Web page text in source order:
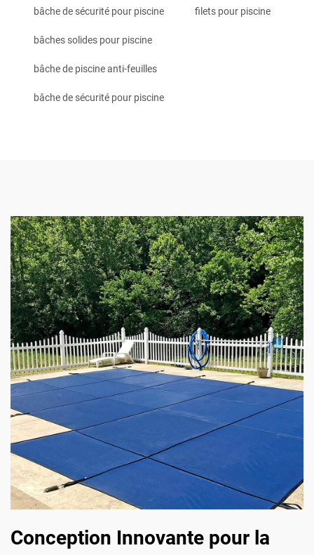
bâche de sécurité pour piscine filets pour piscine
bâches solides pour piscine
bâche de piscine anti-feuilles
bâche de sécurité pour piscine
Conception Innovante pour la